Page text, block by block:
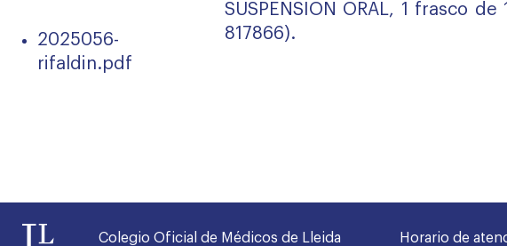
2025056-
rifaldin.pdf
SUSPENSION ORAL, 1 frasco de
817866).
Colegio Oficial de Médicos de Lleida Horario de